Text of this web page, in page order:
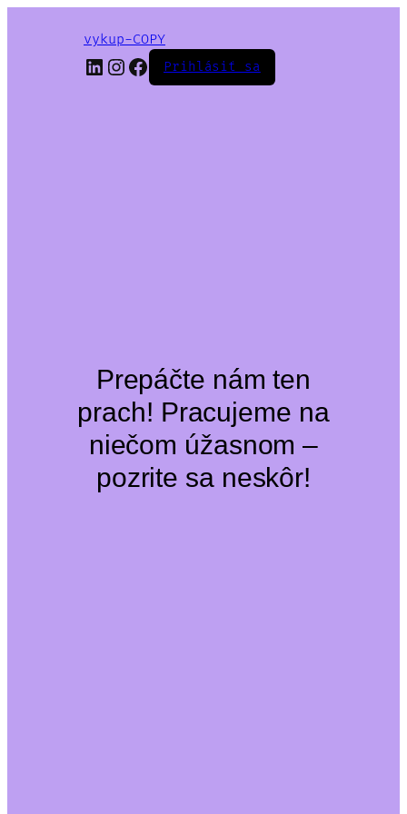
vykup-COPY
LinkedIn
Instagram
Facebook
Prihlásiť sa
Prepáčte nám ten
prach! Pracujeme na
niečom úžasnom –
pozrite sa neskôr!